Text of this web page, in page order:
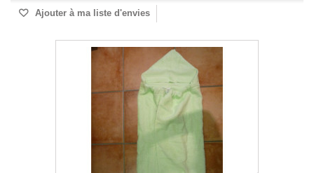
Ajouter à ma liste d'envies